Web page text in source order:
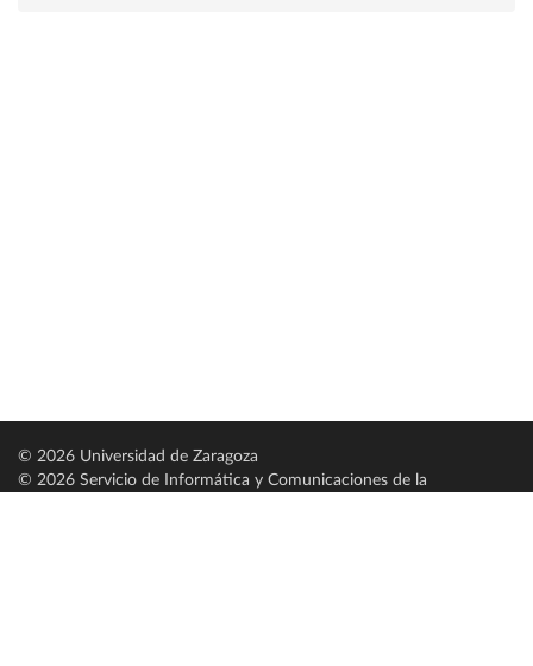
© 2026 Universidad de Zaragoza
© 2026 Servicio de Informática y Comunicaciones de la